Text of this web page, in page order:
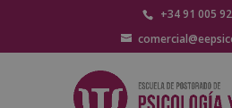
+34 91 005